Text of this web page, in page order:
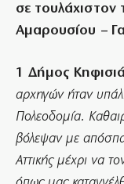
σε τουλάχιστον
Αμαρουσίου –
1 Δήμος
αρχηγών ήταν
Πολεοδομία.
βόλεψαν με
Αττικής μέχρι να